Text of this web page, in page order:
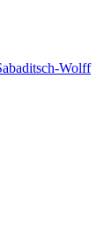
Wolff